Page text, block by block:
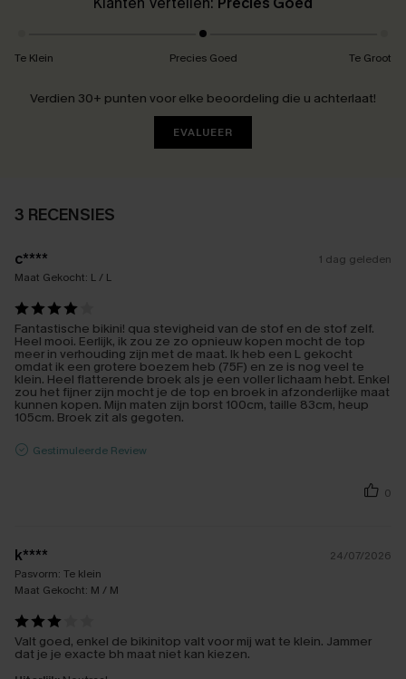
Te Klein Precies Goed Te Groot
Verdien 30+ punten voor elke beoordeling die u achterlaat!
EVALUEER
3 RECENSIES
c****
1 dag geleden
Maat Gekocht: L / L
Fantastische bikini! qua stevigheid van de stof en de stof zelf.
Heel mooi. Eerlijk, ik zou ze zo opnieuw kopen mocht de top
meer in verhouding zijn met de maat. Ik heb een L gekocht
omdat ik een grotere boezem heb (75F) en ze is nog veel te
klein. Heel flatterende broek als je een voller lichaam hebt. Enkel
zou het fijner zijn mocht je de top en broek in afzonderlijke maat
kunnen kopen. Mijn maten zijn borst 100cm, taille 83cm, heup
105cm. Broek zit als gegoten.
Gestimuleerde Review
0
k****
24/07/2026
Pasvorm: Te klein
Maat Gekocht: M / M
Valt goed, enkel de bikinitop valt voor mij wat te klein. Jammer
dat je je exacte bh maat niet kan kiezen.